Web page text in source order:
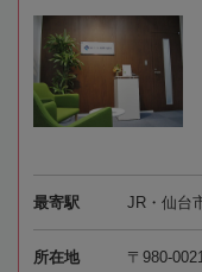
最寄駅 JR・仙台
所在地
〒980-